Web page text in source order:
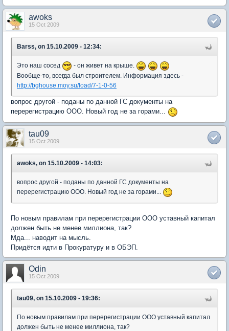
awoks
15 Oct 2009
Barss, on 15.10.2009 - 12:34:
Это наш сосед
- он живет на крыше.
Вообще-то, всегда был строителем. Информация здесь -
http://bghouse.moy.su/load/7-1-0-56
вопрос другой - поданы по данной ГС документы на
перерегистрацию ООО. Новый год не за горами...
tau09
15 Oct 2009
awoks, on 15.10.2009 - 14:03:
вопрос другой - поданы по данной ГС документы на
перерегистрацию ООО. Новый год не за горами...
По новым правилам при перерегистрации ООО уставный капитал
должен быть не менее миллиона, так?
Мда... наводит на мысль.
Придётся идти в Прокуратуру и в ОБЭП.
Odin
15 Oct 2009
tau09, on 15.10.2009 - 19:36:
По новым правилам при перерегистрации ООО уставный капитал
должен быть не менее миллиона, так?